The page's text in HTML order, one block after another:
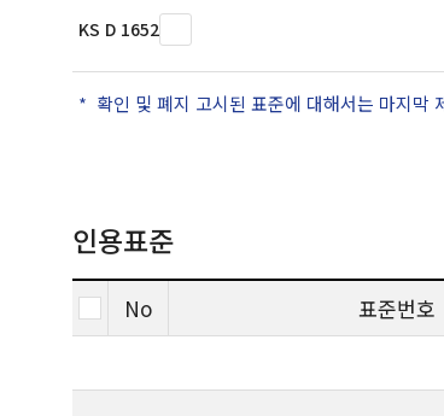
KS D 1652
확인 및 폐지 고시된 표준에 대해서는 마지막
인용표준
No 표준번호